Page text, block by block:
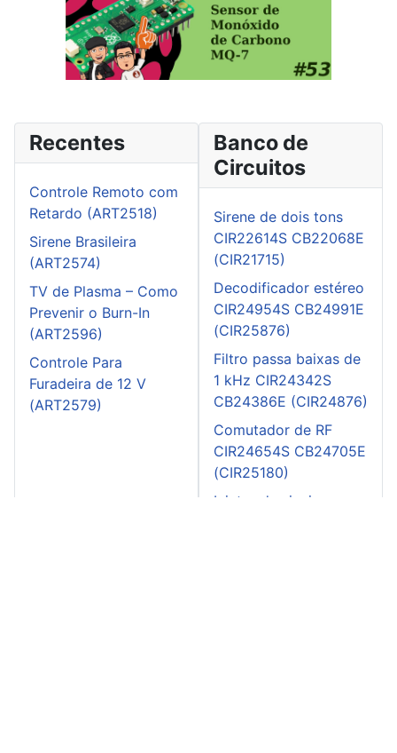
Recentes
Controle Remoto com
Retardo (ART2518)
Sirene Brasileira
(ART2574)
TV de Plasma – Como
Prevenir o Burn-In
(ART2596)
Controle Para
Furadeira de 12 V
(ART2579)
Banco de
Circuitos
Sirene de dois tons
CIR22614S CB22068E
(CIR21715)
Decodificador estéreo
CIR24954S CB24991E
(CIR25876)
Filtro passa baixas de
1 kHz CIR24342S
CB24386E (CIR24876)
Comutador de RF
CIR24654S CB24705E
(CIR25180)
Injetor de sinais